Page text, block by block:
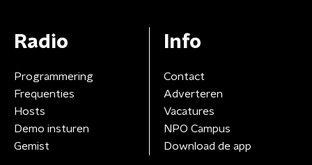
Radio
Programmering
Frequenties
Hosts
Demo insturen
Gemist
Info
Contact
Adverteren
Vacatures
NPO Campus
Download de app